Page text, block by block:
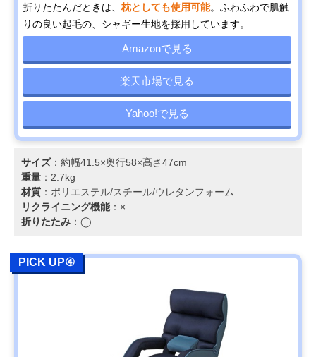
折りたたんだときは、 枕としても使用可能。ふわふわで肌触
りの良い起毛の、シャギー生地を採用しています。
Amazonで見る
楽天市場で見る
Yahoo!で見る
サイズ：約幅41.5×奥行58×高さ47cm
重量 ：2.7kg
材質 ：ポリエステル/スチール/ウレタンフォーム
リクライニング機能：×
折りたたみ ：◯
PICK UP④